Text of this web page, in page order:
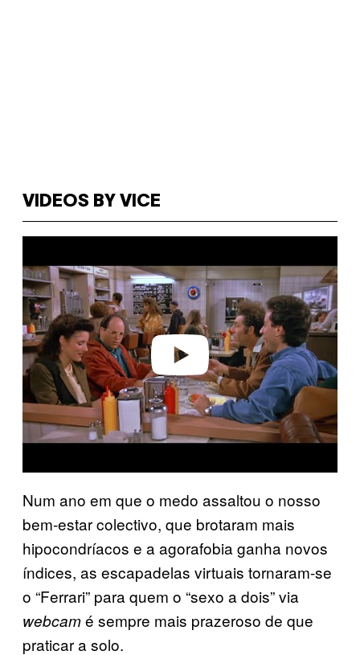
VIDEOS BY VICE
a
y
v
i
d
e
o
Num ano em que o medo assaltou o nosso
bem-estar colectivo, que brotaram mais
hipocondríacos e a agorafobia ganha novos
índices, as escapadelas virtuais tornaram-se
o “Ferrari” para quem o “sexo a dois” via
webcamé sempre mais prazeroso de que
praticar a solo.